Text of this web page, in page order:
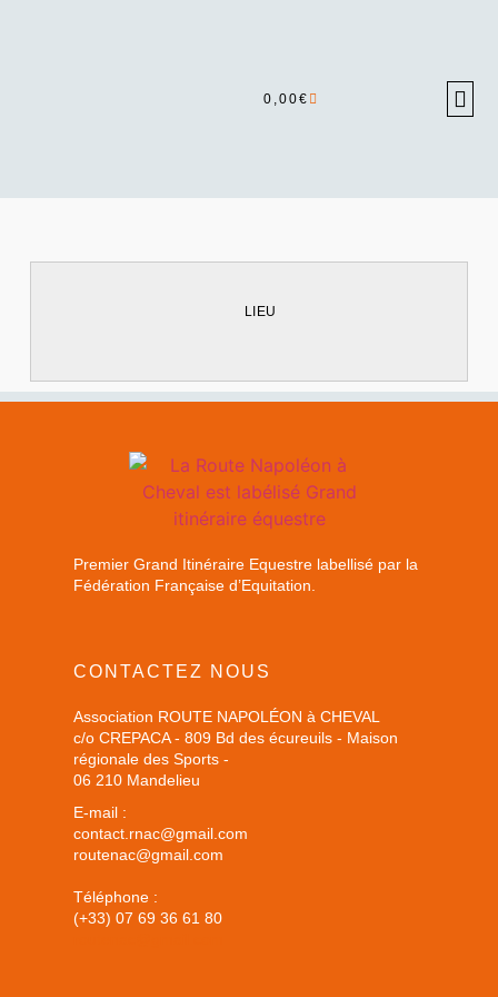
0,00€
LIEU
Premier Grand Itinéraire Equestre labellisé par la
Fédération Française d’Equitation.
CONTACTEZ NOUS
Association ROUTE NAPOLÉON à CHEVAL
c/o CREPACA - 809 Bd des écureuils - Maison
régionale des Sports -
06 210 Mandelieu
E-mail :
contact.rnac@gmail.com
routenac@gmail.com
Téléphone :
(+33) 07 69 36 61 80